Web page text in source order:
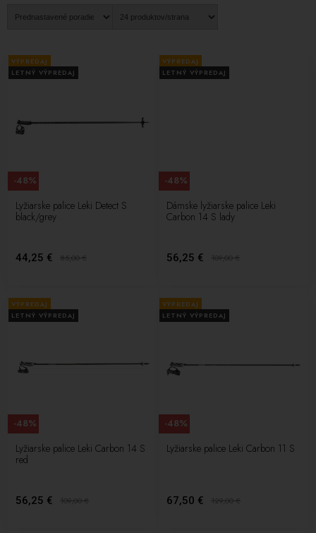
VÝPREDAJ
LETNÝ VÝPREDAJ
Lyžiarske palice Leki Detect S
black/grey
44,25 € 85,00€
-48%
VÝPREDAJ
LETNÝ VÝPREDAJ
Dámske lyžiarske palice Leki
Carbon 14 S lady
56,25 € 109,00€
-48%
VÝPREDAJ
LETNÝ VÝPREDAJ
Lyžiarske palice Leki Carbon 14 S
red
56,25 € 109,00€
-48%
VÝPREDAJ
LETNÝ VÝPREDAJ
Lyžiarske palice Leki Carbon 11 S
67,50 € 129,00€
-48%